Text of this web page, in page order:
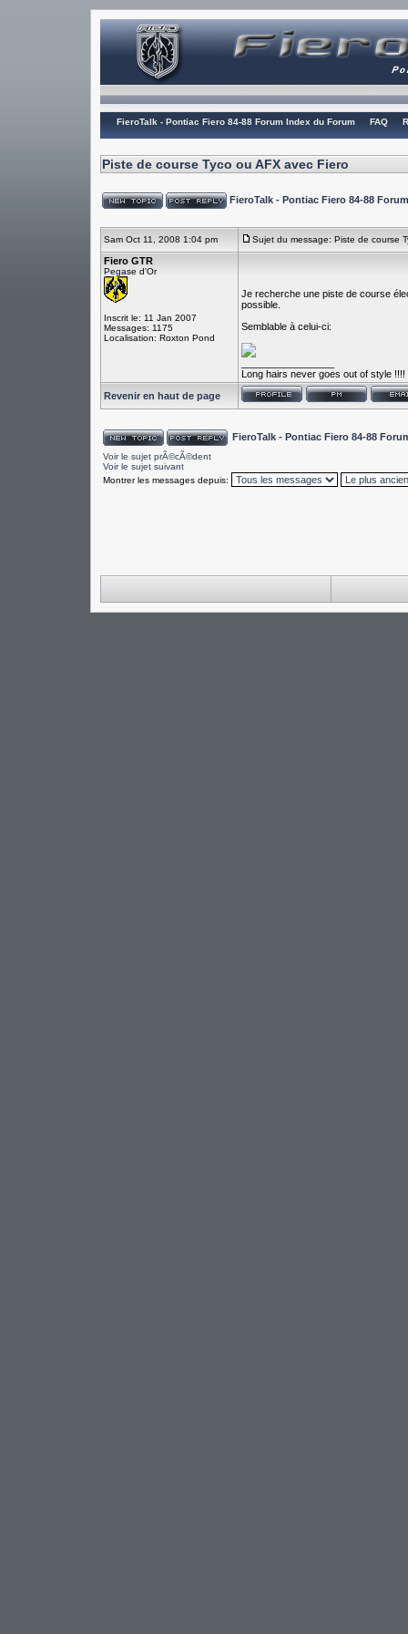
FieroTalk - Pontiac Fiero 84-88 Forum Index du Forum FAQ
Piste de course Tyco ou AFX avec Fiero
FieroTalk - Pontiac Fiero 84-88
Sam Oct 11, 2008 1:04 pm Sujet du message: Piste de course
Fiero GTR
Pegase d'Or
Inscrit le: 11 Jan 2007
Messages: 1175
Localisation: Roxton Pond
Je recherche une piste de course
possible.
Semblable à celui-ci:
Long hairs never goes out of style
Revenir en haut de page
FieroTalk - Pontiac Fiero 84-88
Voir le sujet prÃ©cÃ©dent
Voir le sujet suivant
Montrer les messages depuis: